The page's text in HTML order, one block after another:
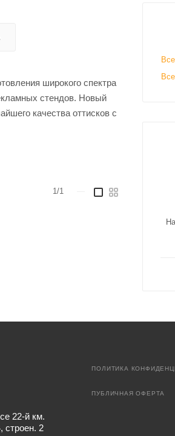
широкого спектра
стендов. Новый
качества оттисков с
1/1
22-й км.
строен. 2
ПОЛИТИКА
ПУБЛИЧНАЯ ОФЕРТА